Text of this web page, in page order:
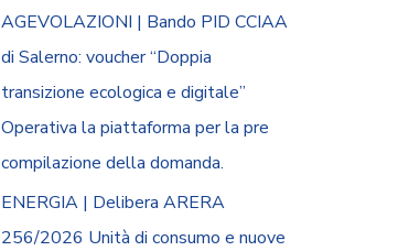
AGEVOLAZIONI | Bando PID CCIAA
di Salerno: voucher “Doppia
transizione ecologica e digitale”
Operativa la piattaforma per la pre
compilazione della domanda.
ENERGIA | Delibera ARERA
256/2026 Unità di consumo e nuove